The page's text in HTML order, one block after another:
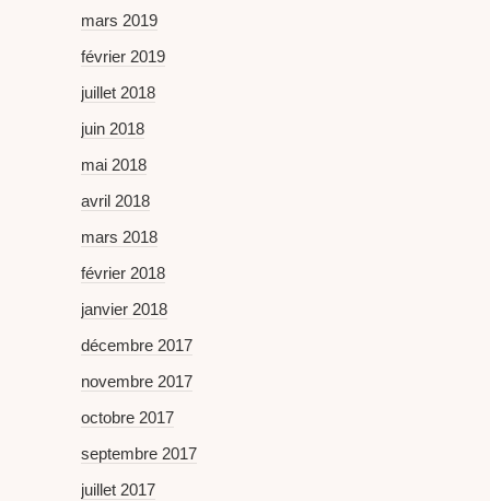
mars 2019
février 2019
juillet 2018
juin 2018
mai 2018
avril 2018
mars 2018
février 2018
janvier 2018
décembre 2017
novembre 2017
octobre 2017
septembre 2017
juillet 2017